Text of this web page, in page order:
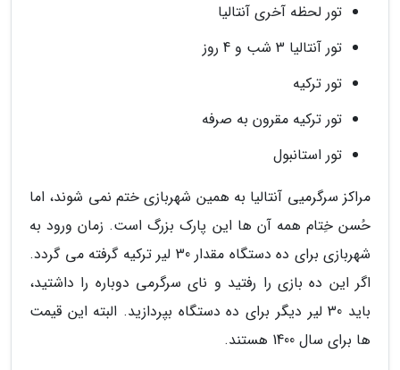
تور لحظه آخری آنتالیا
تور آنتالیا 3 شب و 4 روز
تور ترکیه
تور ترکیه مقرون به صرفه
تور استانبول
مراکز سرگرمیی آنتالیا به همین شهربازی ختم نمی شوند، اما
حُسن خِتام همه آن ها این پارک بزرگ است. زمان ورود به
شهربازی برای ده دستگاه مقدار 30 لیر ترکیه گرفته می گردد.
اگر این ده بازی را رفتید و نای سرگرمی دوباره را داشتید،
باید 30 لیر دیگر برای ده دستگاه بپردازید. البته این قیمت
ها برای سال 1400 هستند.